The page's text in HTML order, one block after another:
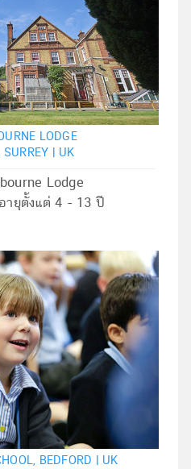
LODGE
SURREY | UK
Lodge
ายุตั้งแต่ 4 - 13 ปี
BEDFORD | UK